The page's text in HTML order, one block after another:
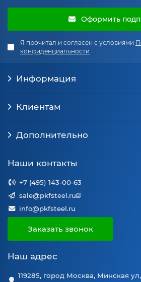
Оформить
Я прочитал и согласен с условиями
конфиденциальности
Информация
Клиентам
Дополнительно
Наши контакты
+7 (495) 143-00-63
sale@pkfsteel.ru
info@pkfsteel.ru
Заказать звонок
Наш адрес
119285, город Москва, Минская